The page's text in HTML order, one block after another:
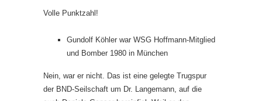
Volle Punktzahl!
Gundolf Köhler war WSG Hoffmann-Mitglied
und Bomber 1980 in München
Nein, war er nicht. Das ist eine gelegte Trugspur
der BND-Seilschaft um Dr. Langemann, auf die